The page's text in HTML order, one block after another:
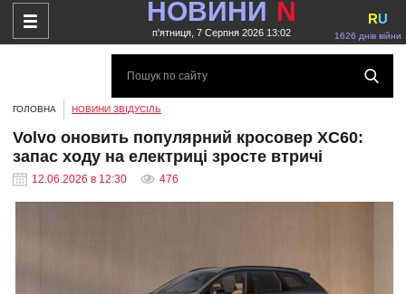
НОВИНИ N
п'ятниця, 7 Серпня 2026 13:02 1626 днів війни
RU
ГОЛОВНА НОВИНИ ЗВІДУСІЛЬ
Volvo оновить популярний кросовер XC60:
запас ходу на електриці зросте втричі
12.06.2026 в 12:30 476